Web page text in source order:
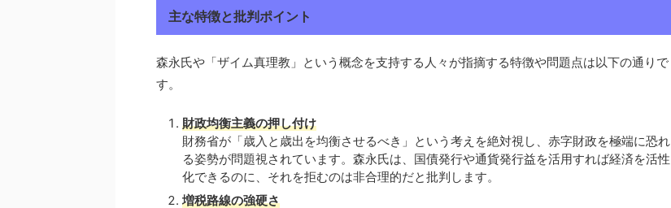
主な特徴と批判ポイント
森永氏や「ザイム真理教」という概念を支持する人々が指摘する特徴や問題点は以下の通りで
す。
財政均衡主義の押し付け
財務省が「歳入と歳出を均衡させるべき」という考えを絶対視し、赤字財政を極端に恐れ
る姿勢が問題視されています。森永氏は、国債発行や通貨発行益を活用すれば経済を活性
化できるのに、それを拒むのは非合理的だと批判します。
増税路線の強硬さ